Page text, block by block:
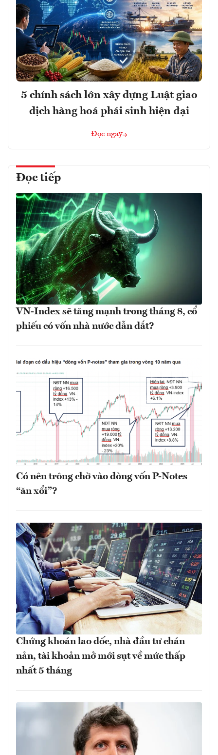
5 chính sách lớn xây dựng Luật giao
dịch hàng hoá phái sinh hiện đại
Đọc ngay
Đọc tiếp
VN-Index sẽ tăng mạnh trong tháng 8, cổ
phiếu có vốn nhà nước dẫn dắt?
Có nên trông chờ vào dòng vốn P-Notes
“ăn xổi”?
Chứng khoán lao dốc, nhà đầu tư chán
nản, tài khoản mở mới sụt về mức thấp
nhất 5 tháng